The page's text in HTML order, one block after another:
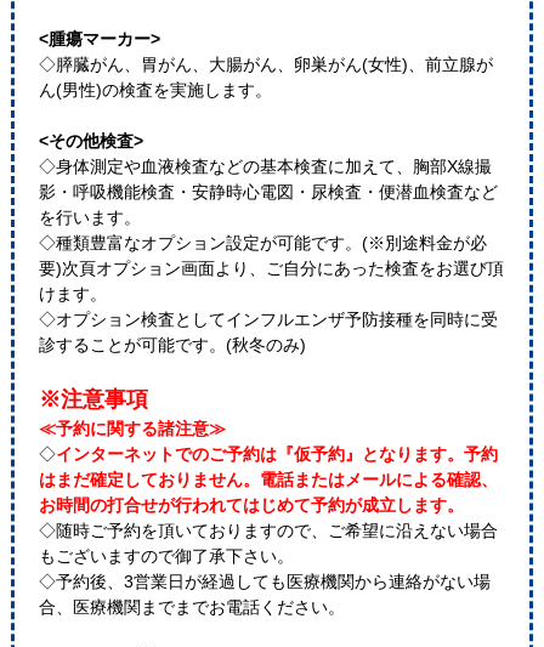
<腫瘍マーカー>
◇膵臓がん、胃がん、大腸がん、卵巣がん(女性)、前立腺が
ん(男性)の検査を実施します。
<その他検査>
◇身体測定や血液検査などの基本検査に加えて、胸部X線撮
影・呼吸機能検査・安静時心電図・尿検査・便潜血検査など
を行います。
◇種類豊富なオプション設定が可能です。(※別途料金が必
要)次頁オプション画面より、ご自分にあった検査をお選び頂
けます。
◇オプション検査としてインフルエンザ予防接種を同時に受
診することが可能です。(秋冬のみ)
※注意事項
≪予約に関する諸注意≫
◇インターネットでのご予約は『仮予約』となります。予約
はまだ確定しておりません。電話またはメールによる確認、
お時間の打合せが行われてはじめて予約が成立します。
◇随時ご予約を頂いておりますので、ご希望に沿えない場合
もございますので御了承下さい。
◇予約後、3営業日が経過しても医療機関から連絡がない場
合、医療機関までまでお電話ください。